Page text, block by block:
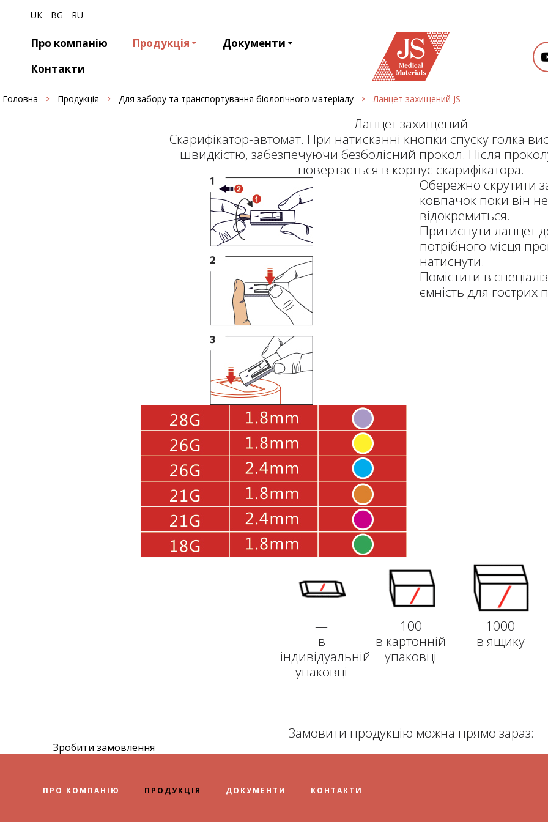
UK BG RU
Про компанію Продукція
Документи
Контакти
Головна Продукція Для забору та транспортування біологічного матеріалу Ланцет захищений JS
Ланцет захищений
Скарифікатор-автомат. При натисканні кнопки спуску голка
швидкістю, забезпечуючи безболісний прокол. Після
повертається в корпус скарифікатора.
Обережно скрутити
ковпачок поки він не
відокремиться.
Притиснути ланцет
потрібного місця
натиснути.
Помістити в
ємність для гострих
—
в
індивідуальній
упаковці
100
в картонній
упаковці
1000
в ящику
Замовити продукцію можна прямо зараз:
Зробити замовлення
ПРО КОМПАНІЮ ПРОДУКЦІЯ ДОКУМЕНТИ КОНТАКТИ